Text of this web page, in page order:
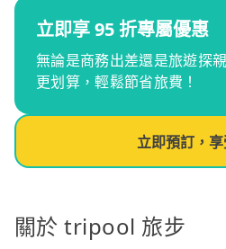
立即享 95 折專屬優惠
無論是商務出差還是旅遊探
更划算，輕鬆節省旅費！
立即預訂，
關於 tripool 旅步